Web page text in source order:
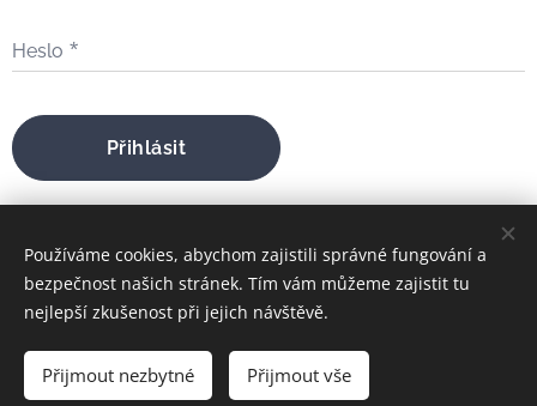
Heslo
Přihlásit
bratrfilip@gmail.com
FILIP MARIA ŠTOJDL
Používáme cookies, abychom zajistili správné fungování a
bezpečnost našich stránek. Tím vám můžeme zajistit tu
nejlepší zkušenost při jejich návštěvě.
Přijmout nezbytné Přijmout vše